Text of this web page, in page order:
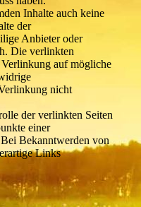
Inhalte auch keine
der
Anbieter oder
Die verlinkten
auf mögliche
nicht
der verlinkten Seiten
einer
Bekanntwerden von
Links